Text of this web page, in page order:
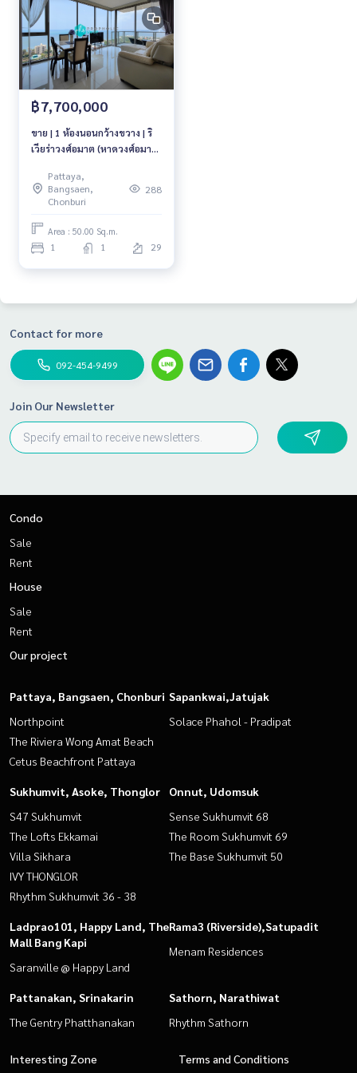
฿7,700,000
ขาย | 1 ห้องนอนกว้างขวาง | ริ
เวียร่าวงศ์อมาต (หาดวงศ์อมาต,
Pattaya,
Bangsaen,
Chonburi
288
Area : 50.00 Sq.m.
1 1 29
Contact for more
092-454-9499
Join Our Newsletter
Condo
Sale
Rent
House
Sale
Rent
Our project
Pattaya, Bangsaen, Chonburi
Northpoint
The Riviera Wong Amat Beach
Cetus Beachfront Pattaya
Sapankwai,Jatujak
Solace Phahol - Pradipat
Sukhumvit, Asoke, Thonglor
S47 Sukhumvit
The Lofts Ekkamai
Villa Sikhara
IVY THONGLOR
Rhythm Sukhumvit 36 - 38
Onnut, Udomsuk
Sense Sukhumvit 68
The Room Sukhumvit 69
The Base Sukhumvit 50
Ladprao101, Happy Land, The
Mall Bang Kapi
Saranville @ Happy Land
Rama3 (Riverside),Satupadit
Menam Residences
Pattanakan, Srinakarin
The Gentry Phatthanakan
Sathorn, Narathiwat
Rhythm Sathorn
Interesting Zone Terms and Conditions